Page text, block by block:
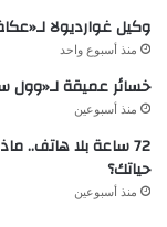
وكيل غوارديولا
منذ أسبوع واحد
خسائر عميقة لـ«وول
منذ أسبوعين
72 ساعة بلا
حياتك؟
منذ أسبوعين